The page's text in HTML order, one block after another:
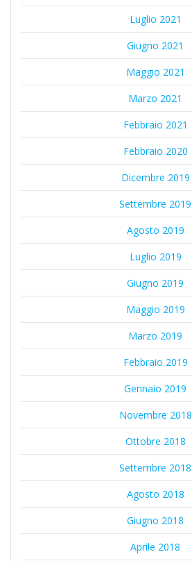
Luglio 2021
Giugno 2021
Maggio 2021
Marzo 2021
Febbraio 2021
Febbraio 2020
Dicembre 2019
Settembre 2019
Agosto 2019
Luglio 2019
Giugno 2019
Maggio 2019
Marzo 2019
Febbraio 2019
Gennaio 2019
Novembre 2018
Ottobre 2018
Settembre 2018
Agosto 2018
Giugno 2018
Aprile 2018